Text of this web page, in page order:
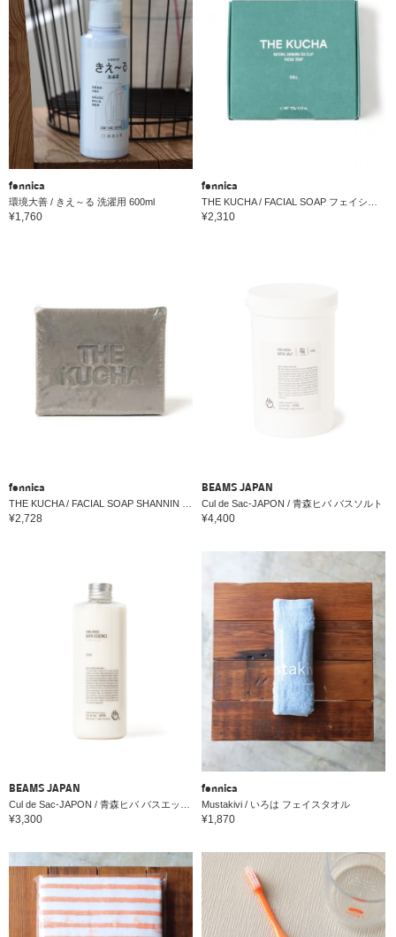
fennica
環境大善 / きえ～る 洗濯用 600ml
¥1,760
fennica
¥2,310
fennica
¥2,728
BEAMS JAPAN
Cul de Sac-JAPON / 青森ヒバ バスソルト
¥4,400
BEAMS JAPAN
Cul de Sac-JAPON / 青森ヒバ バスエッセンス 300ml
¥3,300
fennica
Mustakivi / いろは フェイスタオル
¥1,870